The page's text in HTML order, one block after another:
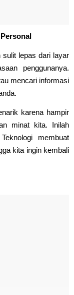
sulit lepas dari layar
penggunanya.
mencari informasi
karena hampir
minat kita. Inilah
membuat
kita ingin kembali